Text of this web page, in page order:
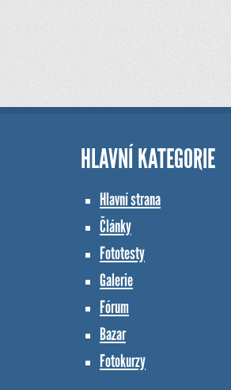
HLAVNÍ KATEGORIE
Hlavní strana
Články
Fototesty
Galerie
Fórum
Bazar
Fotokurzy